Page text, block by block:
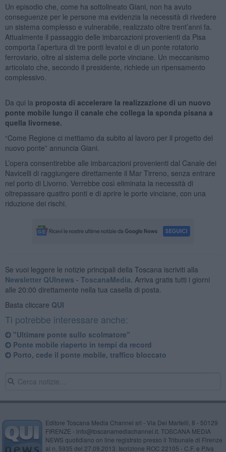
Un episodio che, come ha sottolineato Giani, non ha avuto
conseguenze per le persone ma evidenzia la necessità di rivedere
un sistema complesso e vulnerabile, realizzato oltre trent’anni fa.
Attualmente il passaggio delle imbarcazioni provenienti da Pisa
comporta l’apertura di tre ponti levatoi e di un ponte rotatorio
ferroviario, oltre al sistema delle porte vinciane. Un meccanismo
articolato che, secondo il presidente, richiede un ripensamento
complessivo.
Da qui la proposta di accelerare la realizzazione di un nuovo
ponte mobile lungo il canale che collega la sponda pisana a
quella livornese.
“Come Regione ci mettiamo da subito al lavoro per il progetto del
nuovo ponte” annuncia Giani.
L’opera consentirebbe alle imbarcazioni provenienti dal Canale dei
Navicelli di raggiungere direttamente il Mar Tirreno, senza entrare
nel porto di Livorno. Verrebbe così eliminata la necessità di
oltrepassare quattro ponti e di aprire le porte vinciane, con una
riduzione dei rischi.
Se vuoi leggere le notizie principali della Toscana iscriviti alla
Newsletter QUInews - ToscanaMedia. Arriva gratis tutti i giorni
alle 20:00 direttamente nella tua casella di posta.
Basta cliccare QUI
Ti potrebbe interessare anche:
"Ultimare ponte sullo scolmatore"
Ponte mobile riaperto in tempi da record
Porto, cede il ponte mobile, traffico bloccato
Editore Toscana Media Channel srl - Via Dei Martelli, 8 - 50129
FIRENZE - info@toscanamediachannel.it. TOSCANA MEDIA
NEWS quotidiano on line registrato presso il Tribunale di Firenze
al n. 5935 del 27.09.2013. Iscrizione ROC 22105 - C.F. e P.Iva